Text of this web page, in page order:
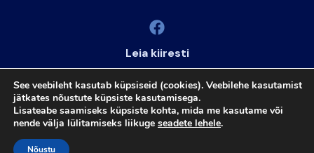
Leia kiiresti
ARNO
ELIIS
See veebileht kasutab küpsiseid (cookies). Veebilehe kasutamist
jätkates nõustute küpsiste kasutamisega.
Lisateabe saamiseks küpsiste kohta, mida me kasutame või
nende välja lülitamiseks liikuge seadete lehele.
Nõustu